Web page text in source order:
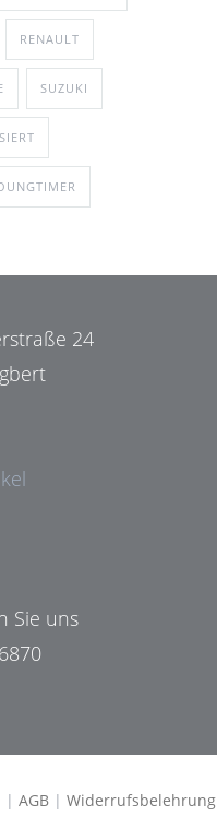
RENAULT
SUZUKI
24
Sie uns
| AGB | Widerrufsbelehrung